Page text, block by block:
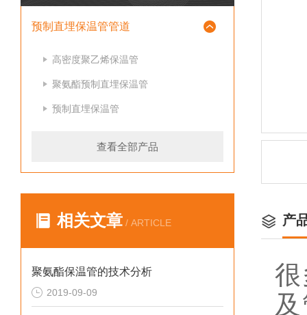
预制直埋保温管管道
高密度聚乙烯保温管
聚氨酯预制直埋保温管
预制直埋保温管
查看全部产品
相关文章 / ARTICLE
聚氨酯保温管的技术分析
2019-09-09
产